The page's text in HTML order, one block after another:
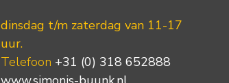
dinsdag t/m zaterdag van 11-17
uur.
Telefoon +31 (0) 318 652888